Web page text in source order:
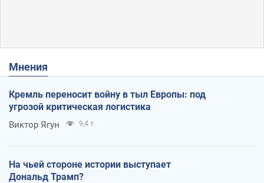
Мнения
Кремль переносит войну в тыл Европы: под
угрозой критическая логистика
Виктор Ягун 9,4 т.
На чьей стороне истории выступает
Дональд Трамп?